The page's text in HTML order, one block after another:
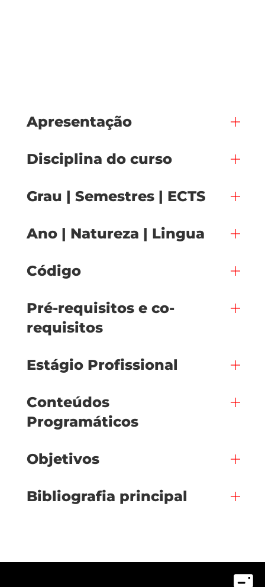
Apresentação
Disciplina do curso
Grau | Semestres | ECTS
Ano | Natureza | Lingua
Código
Pré-requisitos e co-
requisitos
Estágio Profissional
Conteúdos
Programáticos
Objetivos
Bibliografia principal